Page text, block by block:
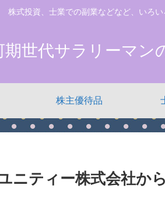
株式投資、士業での副業などなど、いろ
期世代サラリーマン
株主優待品
ニティー株式会社か